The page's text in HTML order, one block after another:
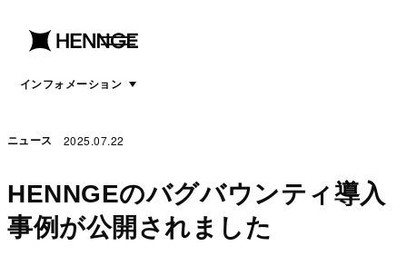
menu
open
インフォメーションmenu
ニュース 2025.07.22
HENNGEのバグバウンティ導入
事例が公開されました